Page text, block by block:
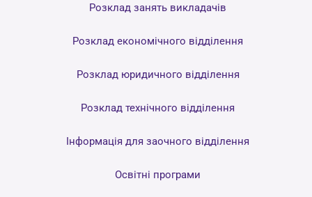
Розклад занять викладачів
Розклад економічного відділення
Розклад юридичного відділення
Розклад технічного відділення
Інформація для заочного відділення
Освітні програми